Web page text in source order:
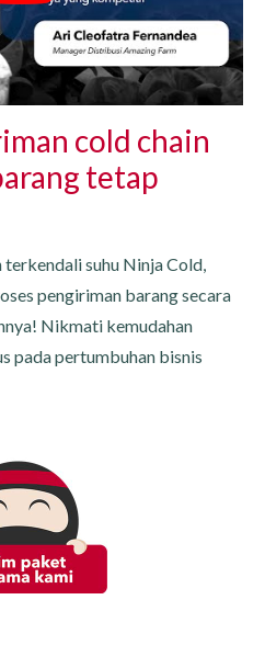
cold chain
tetap
suhu Ninja Cold,
pengiriman barang secara
Nikmati kemudahan
pada pertumbuhan bisnis